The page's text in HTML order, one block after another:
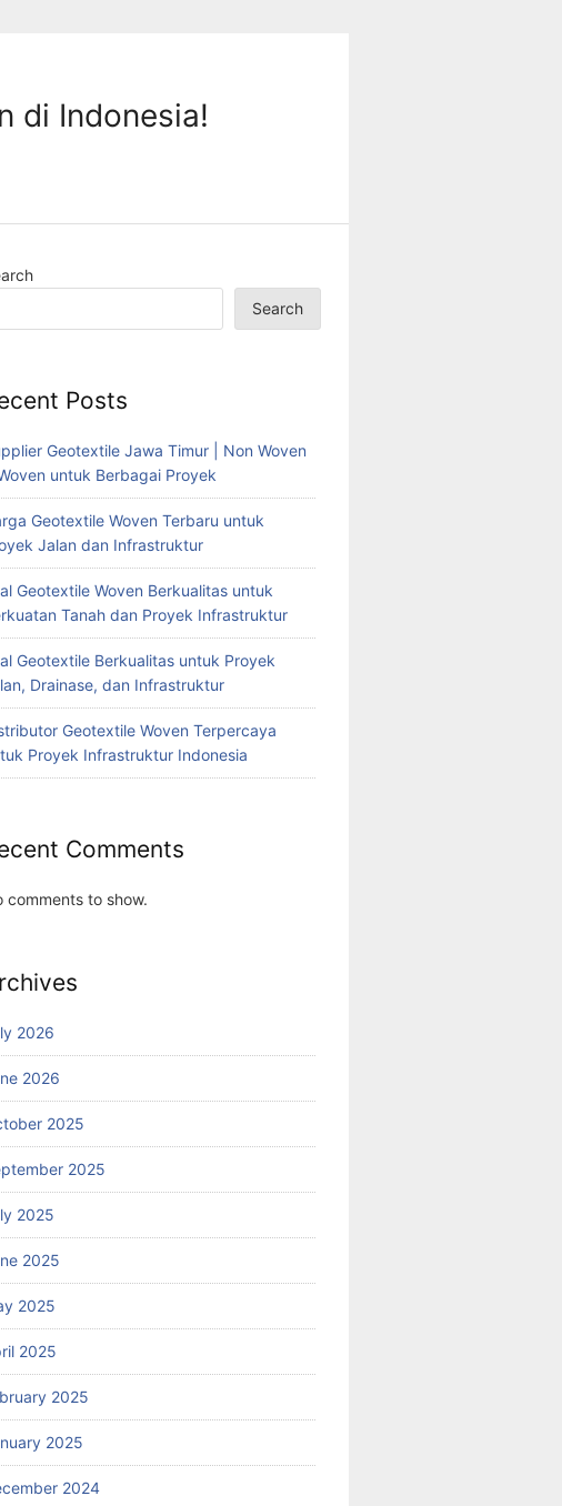
di Indonesia!
Search
Posts
Geotextile Jawa Timur | Non Woven
untuk Berbagai Proyek
Geotextile Woven Terbaru untuk
Jalan dan Infrastruktur
Geotextile Woven Berkualitas untuk
Tanah dan Proyek Infrastruktur
Geotextile Berkualitas untuk Proyek
Drainase, dan Infrastruktur
Geotextile Woven Terpercaya
Proyek Infrastruktur Indonesia
Comments
comments to show.
2026
2026
2025
2025
2025
2025
2025
2025
2025
2025
2024